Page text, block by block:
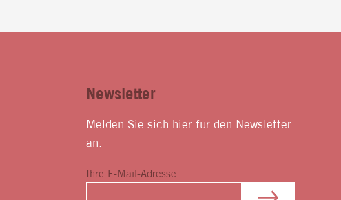
Newsletter
Melden Sie sich hier für den Newsletter
an.
Ihre E-Mail-Adresse